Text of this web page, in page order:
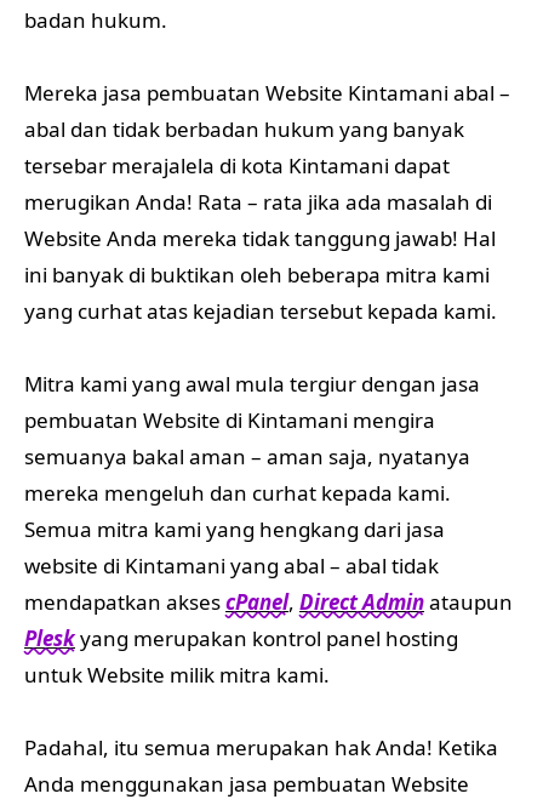
badan hukum.
Mereka jasa pembuatan Website Kintamani abal –
abal dan tidak berbadan hukum yang banyak
tersebar merajalela di kota Kintamani dapat
merugikan Anda! Rata – rata jika ada masalah di
Website Anda mereka tidak tanggung jawab! Hal
ini banyak di buktikan oleh beberapa mitra kami
yang curhat atas kejadian tersebut kepada kami.
Mitra kami yang awal mula tergiur dengan jasa
pembuatan Website di Kintamani mengira
semuanya bakal aman – aman saja, nyatanya
mereka mengeluh dan curhat kepada kami.
Semua mitra kami yang hengkang dari jasa
website di Kintamani yang abal – abal tidak
mendapatkan aksescPanel, Direct Adminataupun
Pleskyang merupakan kontrol panel hosting
untuk Website milik mitra kami.
Padahal, itu semua merupakan hak Anda! Ketika
Anda menggunakan jasa pembuatan Website